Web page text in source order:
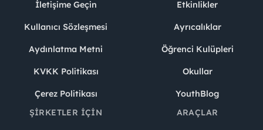
İletişime Geçin
Kullanıcı Sözleşmesi
Aydınlatma Metni
KVKK Politikası
Çerez Politikası
Etkinlikler
Ayrıcalıklar
Öğrenci Kulüpleri
Okullar
YouthBlog
ŞIRKETLER İÇIN
ARAÇLAR